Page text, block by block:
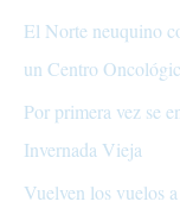
El Norte neuquino
un Centro
Por primera vez se
Invernada Vieja
Vuelven los vuelos